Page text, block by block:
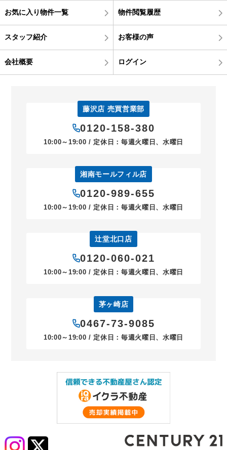
お気に入り物件一覧 物件閲覧履歴
スタッフ紹介 お客様の声
会社概要 ログイン
藤沢店 売買営業部
0120-158-380
10:00～19:00 / 定休日：毎週火曜日、水曜日
湘南モールフィル店
0120-989-655
10:00～19:00 / 定休日：毎週火曜日、水曜日
辻堂北口店
0120-060-021
10:00～19:00 / 定休日：毎週火曜日、水曜日
茅ヶ崎店
0467-73-9085
10:00～19:00 / 定休日：毎週火曜日、水曜日